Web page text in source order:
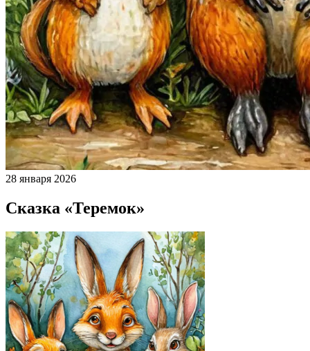
28 января 2026
Сказка «Теремок»